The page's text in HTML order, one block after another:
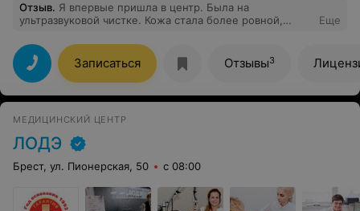
Отзыв. Я впервые пришла в центр. Была на
ультразвуковой чистке. Кожа стала более ровной,
специалисту!
Еще
Записаться Отзывы3
МЕДИЦИНСКИЙ ЦЕНТР
ЛОДЭ
Брест, ул. Пионерская, 50 с 08:00